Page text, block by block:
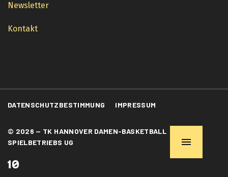
Newsletter
Kontakt
© 2026 — TK HANNOVER DAMEN-BASKETBALL
SPIELBETRIEBS UG
DATENSCHUTZBESTIMMUNG IMPRESSUM